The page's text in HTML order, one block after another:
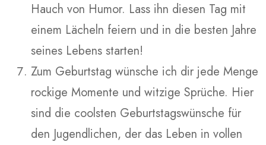
Hauch von Humor. Lass ihn diesen Tag mit
einem Lächeln feiern und in die besten Jahre
seines Lebens starten!
Zum Geburtstag wünsche ich dir jede Menge
rockige Momente und witzige Sprüche. Hier
sind die coolsten Geburtstagswünsche für
den Jugendlichen, der das Leben in vollen